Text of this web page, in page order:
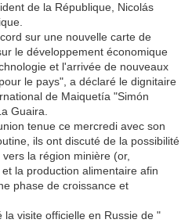
de la République, Nicolás
sur une nouvelle carte de
le développement économique
et l'arrivée de nouveaux
le pays", a déclaré le dignitaire
de Maiquetía "Simón
Guaira.
tenue ce mercredi avec son
ils ont discuté de la possibilité
la région minière (or,
la production alimentaire afin
phase de croissance et
visite officielle en Russie de "